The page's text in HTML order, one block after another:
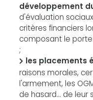
développement
d'évaluation
critères financiers
composant le
;
les placements
raisons morales,
l'armement, les
de hasard... de leur